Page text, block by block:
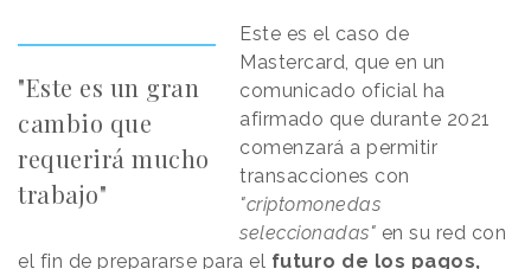
"Este es un gran
cambio que
requerirá mucho
trabajo"
Este es el caso de
Mastercard, que en un
comunicado oficial ha
afirmado que durante 2021
comenzará a permitir
transacciones con
"criptomonedas
seleccionadas" en su red con
el fin de prepararse para el futuro de los pagos,